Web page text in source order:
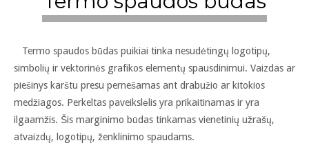
Termo spaudos būdas puikiai tinka nesudėtingų logotipų,
simbolių ir vektorinės grafikos elementų spausdinimui. Vaizdas ar
piešinys karštu presu pernešamas ant drabužio ar kitokios
medžiagos. Perkeltas paveikslėlis yra prikaitinamas ir yra
ilgaamžis. Šis marginimo būdas tinkamas vienetinių užrašų,
atvaizdų, logotipų, ženklinimo spaudams.